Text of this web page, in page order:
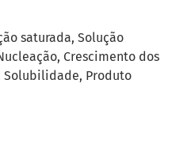
saturada Solução
Crescimento dos
Solubilidade Produto